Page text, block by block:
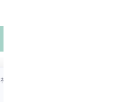
神豚 ブータン ＰＯＰ